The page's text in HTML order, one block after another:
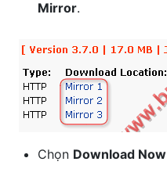
Mirror.
Chọn Download Now